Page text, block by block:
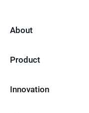
About
Product
Innovation